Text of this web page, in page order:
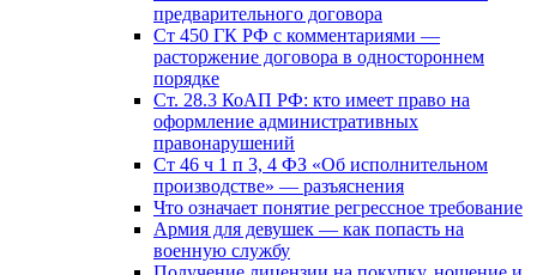
предварительного договора
Ст 450 ГК РФ с комментариями —
расторжение договора в одностороннем
порядке
Ст. 28.3 КоАП РФ: кто имеет право на
оформление административных
правонарушений
Ст 46 ч 1 п 3, 4 ФЗ «Об исполнительном
производстве» — разъяснения
Что означает понятие регрессное требование
Армия для девушек — как попасть на
военную службу